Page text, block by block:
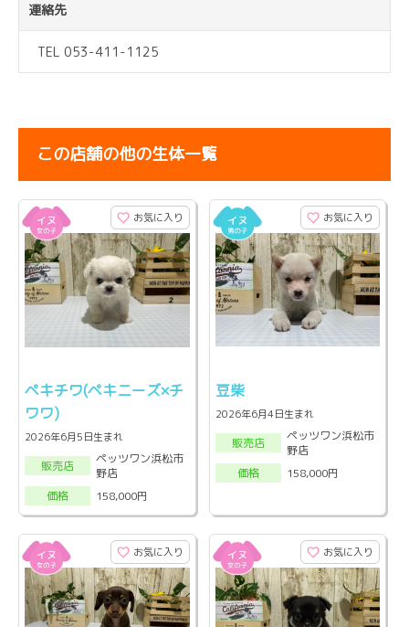
連絡先
TEL 053-411-1125
この店舗の他の生体一覧
お気に入り
ペキチワ(ペキニーズ×チ
ワワ)
2026年6月5日生まれ
販売店
ペッツワン浜松市
野店
価格
158,000円
お気に入り
豆柴
2026年6月4日生まれ
販売店
ペッツワン浜松市
野店
価格
158,000円
お気に入り お気に入り